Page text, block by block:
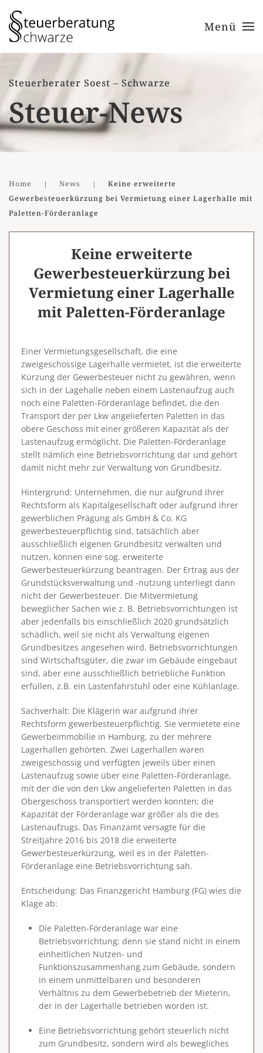
Zum Hauptinhalt springen Menü
Steuerberater Soest – Schwarze
Steuer-News
Home News
Keine erweiterte
Gewerbesteuerkürzung bei Vermietung einer Lagerhalle mit
Paletten-Förderanlage
Keine erweiterte
Gewerbesteuerkürzung bei
Vermietung einer Lagerhalle
mit Paletten-Förderanlage
Einer Vermietungsgesellschaft, die eine
zweigeschossige Lagerhalle vermietet, ist die erweiterte
Kürzung der Gewerbesteuer nicht zu gewähren, wenn
sich in der Lagehalle neben einem Lastenaufzug auch
noch eine Paletten-Förderanlage befindet, die den
Transport der per Lkw angelieferten Paletten in das
obere Geschoss mit einer größeren Kapazität als der
Lastenaufzug ermöglicht. Die Paletten-Förderanlage
stellt nämlich eine Betriebsvorrichtung dar und gehört
damit nicht mehr zur Verwaltung von Grundbesitz.
Hintergrund: Unternehmen, die nur aufgrund ihrer
Rechtsform als Kapitalgesellschaft oder aufgrund ihrer
gewerblichen Prägung als GmbH & Co. KG
gewerbesteuerpflichtig sind, tatsächlich aber
ausschließlich eigenen Grundbesitz verwalten und
nutzen, können eine sog. erweiterte
Gewerbesteuerkürzung beantragen. Der Ertrag aus der
Grundstücksverwaltung und -nutzung unterliegt dann
nicht der Gewerbesteuer. Die Mitvermietung
beweglicher Sachen wie z. B. Betriebsvorrichtungen ist
aber jedenfalls bis einschließlich 2020 grundsätzlich
schädlich, weil sie nicht als Verwaltung eigenen
Grundbesitzes angesehen wird. Betriebsvorrichtungen
sind Wirtschaftsgüter, die zwar im Gebäude eingebaut
sind, aber eine ausschließlich betriebliche Funktion
erfüllen, z.B. ein Lastenfahrstuhl oder eine Kühlanlage.
Sachverhalt: Die Klägerin war aufgrund ihrer
Rechtsform gewerbesteuerpflichtig. Sie vermietete eine
Gewerbeimmobilie in Hamburg, zu der mehrere
Lagerhallen gehörten. Zwei Lagerhallen waren
zweigeschossig und verfügten jeweils über einen
Lastenaufzug sowie über eine Paletten-Förderanlage,
mit der die von den Lkw angelieferten Paletten in das
Obergeschoss transportiert werden konnten; die
Kapazität der Förderanlage war größer als die des
Lastenaufzugs. Das Finanzamt versagte für die
Streitjahre 2016 bis 2018 die erweiterte
Gewerbesteuerkürzung, weil es in der Paletten-
Förderanlage eine Betriebsvorrichtung sah.
Entscheidung: Das Finanzgericht Hamburg (FG) wies die
Klage ab:
Die Paletten-Förderanlage war eine
Betriebsvorrichtung; denn sie stand nicht in einem
einheitlichen Nutzen- und
Funktionszusammenhang zum Gebäude, sondern
in einem unmittelbaren und besonderen
Verhältnis zu dem Gewerbebetrieb der Mieterin,
der in der Lagerhalle betrieben worden ist.
Eine Betriebsvorrichtung gehört steuerlich nicht
zum Grundbesitz, sondern wird als bewegliches